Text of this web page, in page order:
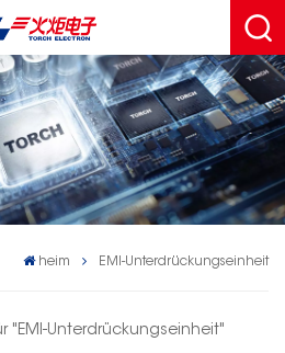
heim EMI-Unterdrückungseinheit
"EMI-Unterdrückungseinheit"